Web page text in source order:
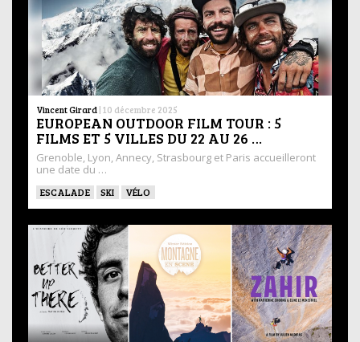
Vincent Girard | 10 décembre 2025
EUROPEAN OUTDOOR FILM TOUR : 5
FILMS ET 5 VILLES DU 22 AU 26 …
Grenoble, Lyon, Annecy, Strasbourg et Paris accueilleront
une date du …
ESCALADE SKI VÉLO